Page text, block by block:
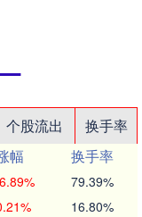
个股流出
换手率
幅
换手率
79.39%
16.80%